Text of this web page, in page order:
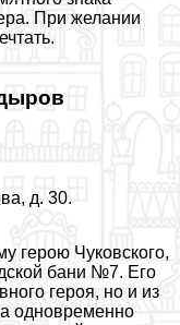
При желании
д. 30.
герою Чуковского,
бани №7. Его
героя, но и из
одновременно